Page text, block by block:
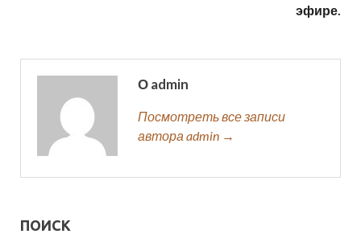
эфире.
О admin
Посмотреть все записи
автора admin →
ПОИСК